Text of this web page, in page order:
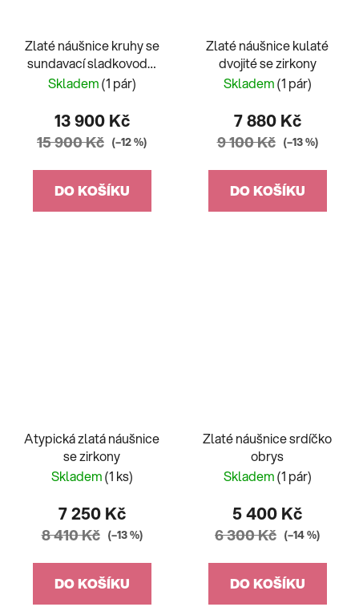
Zlaté náušnice kruhy se
sundavací sladkovodní
perlou
Skladem(1 pár)
13 900 Kč
15 900 Kč (–12 %)
DO KOŠÍKU
Zlaté náušnice kulaté
dvojité se zirkony
Skladem(1 pár)
7 880 Kč
9 100 Kč (–13 %)
DO KOŠÍKU
Atypická zlatá náušnice
se zirkony
Skladem(1 ks)
7 250 Kč
8 410 Kč (–13 %)
DO KOŠÍKU
Zlaté náušnice srdíčko
obrys
Skladem(1 pár)
5 400 Kč
6 300 Kč (–14 %)
DO KOŠÍKU